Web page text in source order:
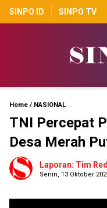
SINPO ID SINPO TV
Home / NASIONAL
TNI Percepat
Desa Merah
Laporan: Tim
Senin, 13 Oktober